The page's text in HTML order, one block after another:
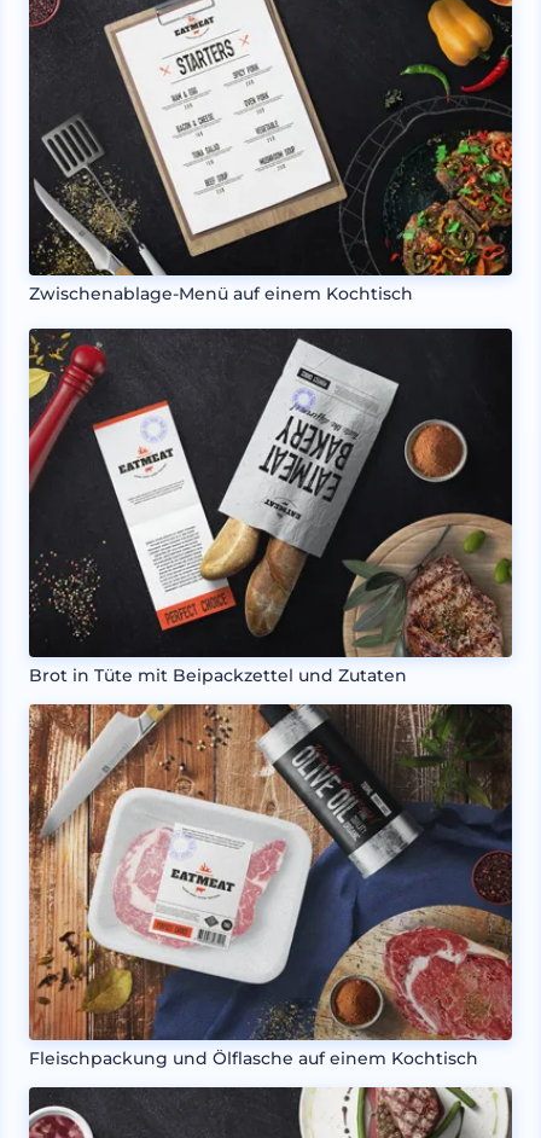
Zwischenablage-Menü auf einem Kochtisch
Brot in Tüte mit Beipackzettel und Zutaten
Fleischpackung und Ölflasche auf einem Kochtisch